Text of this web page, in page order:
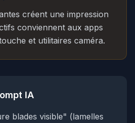
créent une impression
conviennent aux apps
et utilitaires caméra.
IA
blades visible" (lamelles